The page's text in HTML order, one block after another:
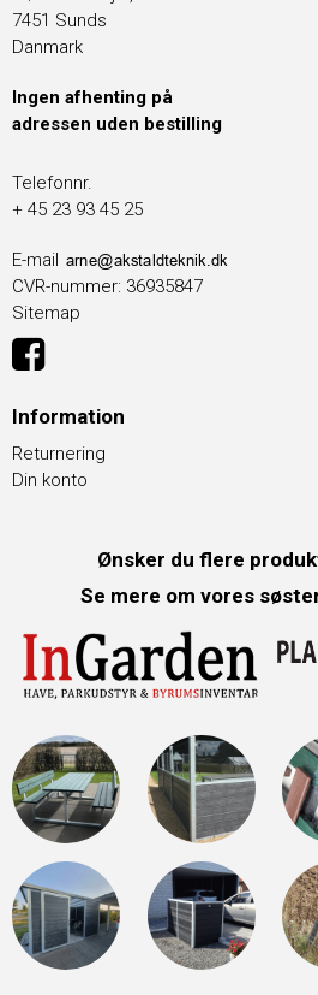
7451 Sunds
Danmark
Ingen afhenting på
adressen uden bestilling
Telefonnr.
+ 45 23 93 45 25
E-mail
CVR-nummer: 36935847
Sitemap
Information
Returnering
Din konto
Ønsker du flere
Se mere om vores